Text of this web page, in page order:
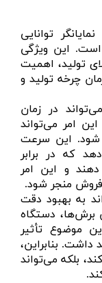
بر دقیقه نمایانگر توانایی
است. این ویژگی
تولید، اهمیت
چرخه تولید و
در زمان
امر می‌تواند
شود. این سرعت
که در برابر
و این امر
منجر شود.
به بهبود دقت
برش‌ها، دستگاه
موضوع تأثیر
بنابراین،
بلکه می‌تواند